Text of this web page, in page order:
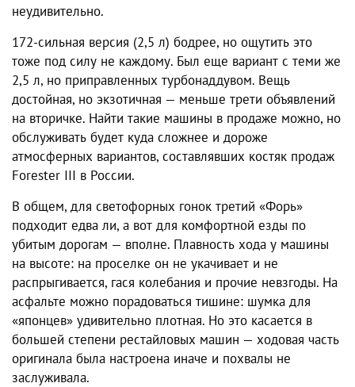
неудивительно.
172-сильная версия (2,5 л) бодрее, но ощутить это
тоже под силу не каждому. Был еще вариант с теми же
2,5 л, но приправленных турбонаддувом. Вещь
достойная, но экзотичная — меньше трети объявлений
на вторичке. Найти такие машины в продаже можно, но
обслуживать будет куда сложнее и дороже
атмосферных вариантов, составлявших костяк продаж
Forester III в России.
В общем, для светофорных гонок третий «Форь»
подходит едва ли, а вот для комфортной езды по
убитым дорогам — вполне. Плавность хода у машины
на высоте: на проселке он не укачивает и не
распрыгивается, гася колебания и прочие невзгоды. На
асфальте можно порадоваться тишине: шумка для
«японцев» удивительно плотная. Но это касается в
большей степени рестайловых машин — ходовая часть
оригинала была настроена иначе и похвалы не
заслуживала.